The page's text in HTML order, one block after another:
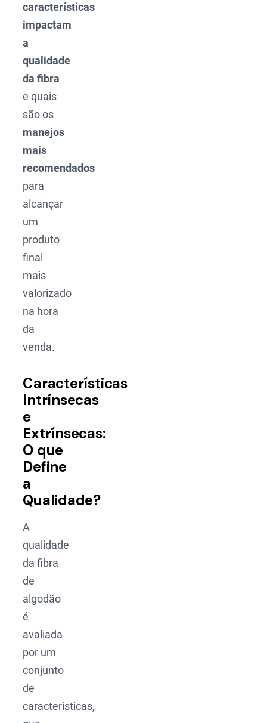
características
impactam
a
qualidade
da fibra
e quais
são os
manejos
mais
recomendados
para
alcançar
um
produto
final
mais
valorizado
na hora
da
venda.
Características
Intrínsecas
e
Extrínsecas:
O que
Define
a
Qualidade?
A
qualidade
da fibra
de
algodão
é
avaliada
por um
conjunto
de
características,